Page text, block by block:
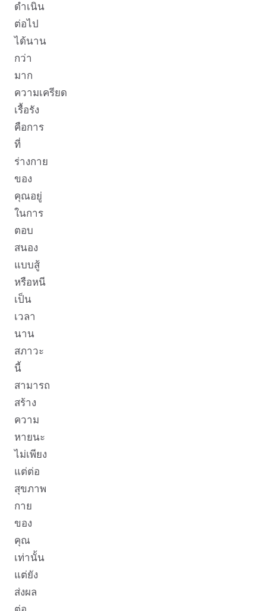
ดำเนิน
ต่อไป
ได้นาน
กว่า
มาก
ความเครียด
เรื้อรัง
คือการ
ที่
ร่างกาย
ของ
คุณอยู่
ในการ
ตอบ
สนอง
แบบสู้
หรือหนี
เป็น
เวลา
นาน
สภาวะ
นี้
สามารถ
สร้าง
ความ
หายนะ
ไม่เพียง
แต่ต่อ
สุขภาพ
กาย
ของ
คุณ
เท่านั้น
แต่ยัง
ส่งผล